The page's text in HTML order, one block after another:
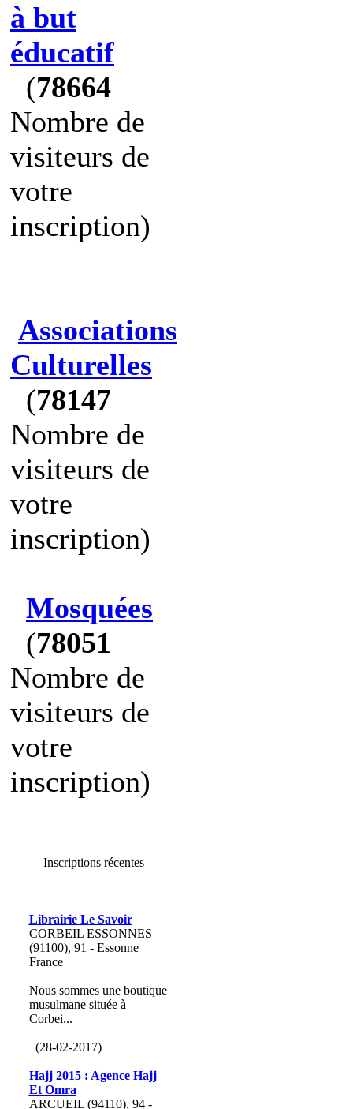
à but
éducatif
(78664
Nombre de
visiteurs de
votre
inscription)
Associations
Culturelles
(78147
Nombre de
visiteurs de
votre
inscription)
Mosquées
(78051
Nombre de
visiteurs de
votre
inscription)
Inscriptions récentes
Librairie Le Savoir
CORBEIL ESSONNES
(91100), 91 - Essonne
France
Nous sommes une boutique
musulmane située à
Corbei...
(28-02-2017)
Hajj 2015 : Agence Hajj
Et Omra
ARCUEIL (94110), 94 -